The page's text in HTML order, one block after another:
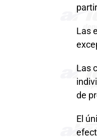
Las
Las
de
El